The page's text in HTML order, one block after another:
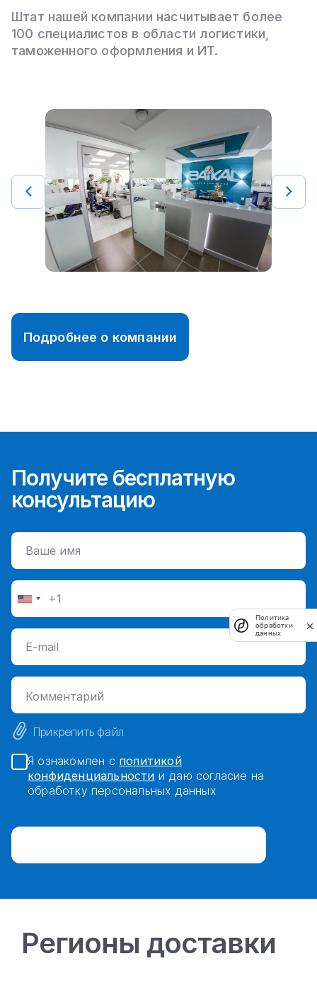
Штат нашей компании насчитывает более
100 специалистов в области логистики,
таможенного оформления и ИТ.
Подробнее о компании
Получите бесплатную
консультацию
Прикрепить файл
Я ознакомлен с политикой
конфиденциальности и даю согласие на
обработку персональных данных
Регионы доставки
Политика
обработки
данных